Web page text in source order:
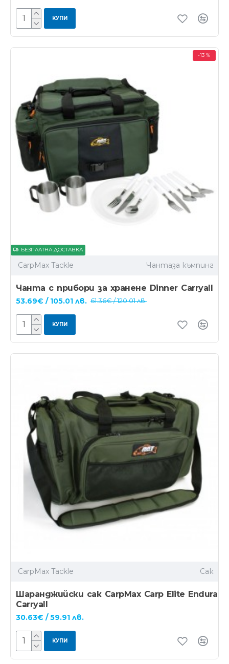
КУПИ
БЕЗПЛАТНА ДОСТАВКА
-13 %
CarpMax Tackle Чантаза къмпинг
Чанта с прибори за хранене Dinner Carryall
53.69€ / 105.01 лв. 61.36€ / 120.01 лв.
КУПИ
CarpMax Tackle Сак
Шаранджийски сак CarpMax Carp Elite Endura
Carryall
30.63€ / 59.91 лв.
КУПИ